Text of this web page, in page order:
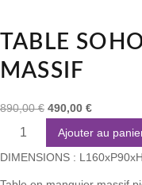
TABLE
MASSIF
890,00€ 490,00 €
Ajouter au
DIMENSIONS :